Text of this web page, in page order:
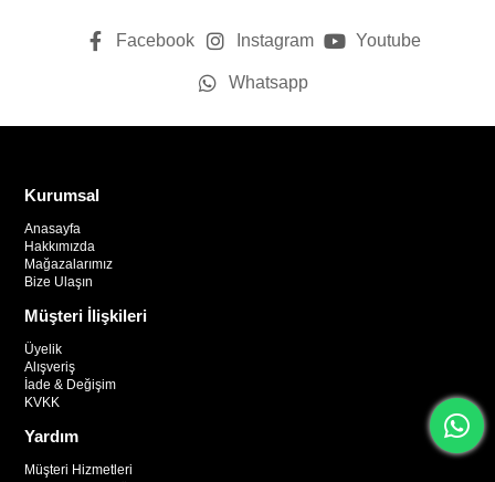
Facebook Instagram Youtube
Whatsapp
Kurumsal
Anasayfa
Hakkımızda
Mağazalarımız
Bize Ulaşın
Müşteri İlişkileri
Üyelik
Alışveriş
İade & Değişim
KVKK
Yardım
Müşteri Hizmetleri